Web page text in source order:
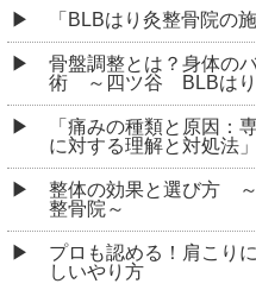
「BLBはり灸整骨院の
骨盤調整とは？身体の
術 ～四ツ谷 BLBはり
「痛みの種類と原因：
に対する理解と対処法」
整体の効果と選び方
整骨院～
プロも認める！肩こり
しいやり方